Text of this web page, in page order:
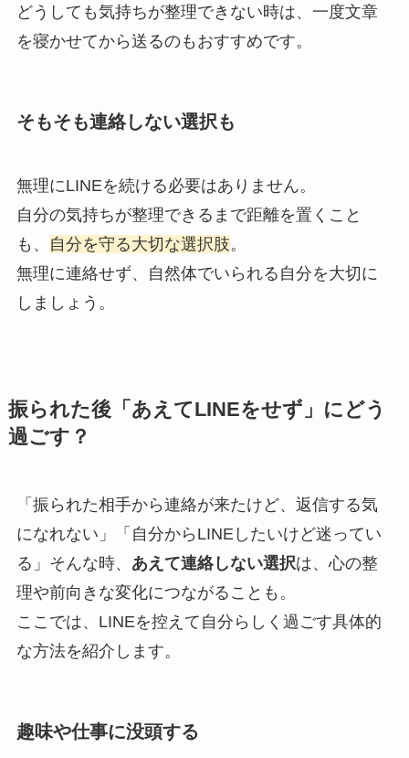
どうしても気持ちが整理できない時は、一度文章
を寝かせてから送るのもおすすめです。
そもそも連絡しない選択も
無理にLINEを続ける必要はありません。
自分の気持ちが整理できるまで距離を置くこと
も、
自分を守る大切な選択肢。
無理に連絡せず、自然体でいられる自分を大切に
しましょう。
振られた後「あえてLINEをせず」にどう
過ごす？
「振られた相手から連絡が来たけど、返信する気
になれない」「自分からLINEしたいけど迷ってい
る」そんな時、 あえて連絡しない選択は、心の整
理や前向きな変化につながることも。
ここでは、LINEを控えて自分らしく過ごす具体的
な方法を紹介します。
趣味や仕事に没頭する